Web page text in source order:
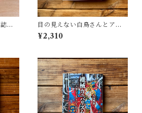
」 |
目の見えない白鳥さんとアー
トを見にいく | 川内 有緒
¥2,310